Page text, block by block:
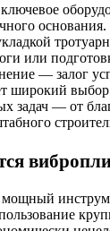
или
— залог
широкий
задач — от